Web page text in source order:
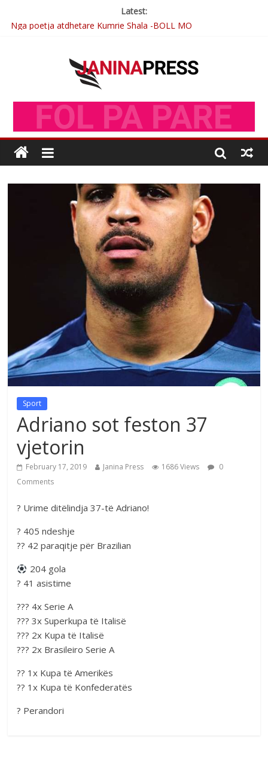
Latest:
Nga poetja atdhetare Kumrie Shala -BOLL MO
Çlirimtari Mentor Mushkolaj nderohet me mirenjohje nga
Xhevdet Qeriqi Dega e invalidëve në Fushë Kosovë
Postim me vlera nga artistja e mirëfilltë Mimoza Gjoni
Sport
Adriano sot feston 37
vjetorin
February 17, 2019 Janina Press 1686 Views
0
Comments
? Urime ditëlindja 37-të Adriano!
? 405 ndeshje
?? 42 paraqitje për Brazilian
204 gola
? 41 asistime
??? 4x Serie A
??? 3x Superkupa të Italisë
??? 2x Kupa të Italisë
??? 2x Brasileiro Serie A
?? 1x Kupa të Amerikës
?? 1x Kupa të Konfederatës
? Perandori